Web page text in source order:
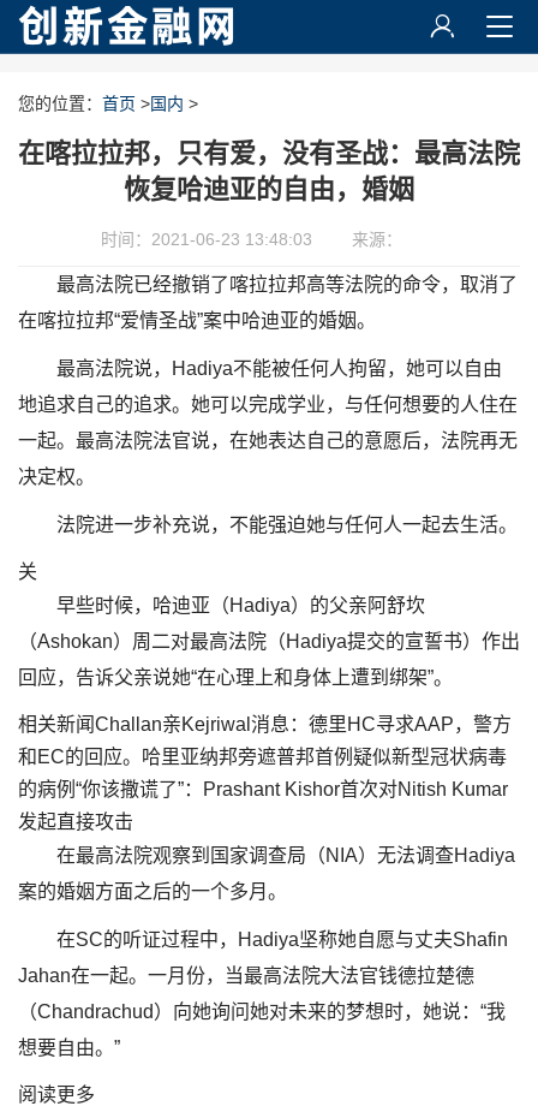
您的位置： 首页 >国内 >
在喀拉拉邦，只有爱，没有圣战：最高法院
恢复哈迪亚的自由，婚姻
时间：2021-06-23 13:48:03 来源：
最高法院已经撤销了喀拉拉邦高等法院的命令，取消了
在喀拉拉邦“爱情圣战”案中哈迪亚的婚姻。
最高法院说，Hadiya不能被任何人拘留，她可以自由
地追求自己的追求。她可以完成学业，与任何想要的人住在
一起。最高法院法官说，在她表达自己的意愿后，法院再无
决定权。
法院进一步补充说，不能强迫她与任何人一起去生活。
关
早些时候，哈迪亚（Hadiya）的父亲阿舒坎
（Ashokan）周二对最高法院（Hadiya提交的宣誓书）作出
回应，告诉父亲说她“在心理上和身体上遭到绑架”。
相关新闻Challan亲Kejriwal消息：德里HC寻求AAP，警方
和EC的回应。哈里亚纳邦旁遮普邦首例疑似新型冠状病毒
的病例“你该撒谎了”：Prashant Kishor首次对Nitish Kumar
发起直接攻击
在最高法院观察到国家调查局（NIA）无法调查Hadiya
案的婚姻方面之后的一个多月。
在SC的听证过程中，Hadiya坚称她自愿与丈夫Shafin
Jahan在一起。一月份，当最高法院大法官钱德拉楚德
（Chandrachud）向她询问她对未来的梦想时，她说：“我
想要自由。”
阅读更多